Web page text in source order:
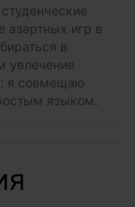
азартных игр в
в
увлечение
я совмещаю
языком.